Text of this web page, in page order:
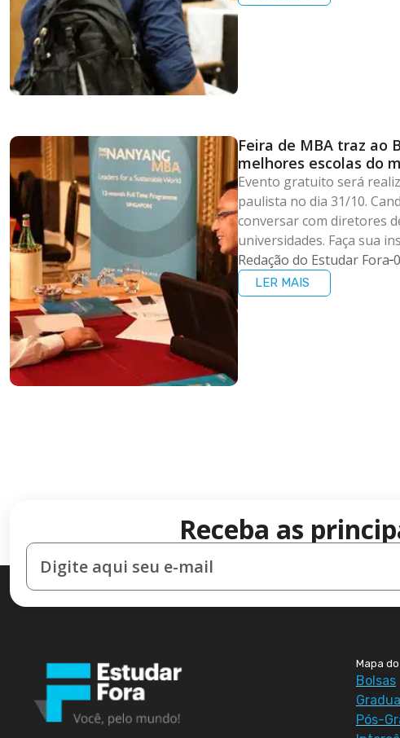
Feira de MBA traz ao
melhores escolas do
Evento gratuito será
paulista no dia 31/10.
conversar com diretores
universidades. Faça sua
Redação do Estudar Fora
LER MAIS
Receba as
Mapa
Bolsas
Pós-